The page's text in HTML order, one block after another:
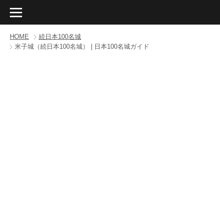
HOME
続日本100名城
米子城（続日本100名城） | 日本100名城ガイド